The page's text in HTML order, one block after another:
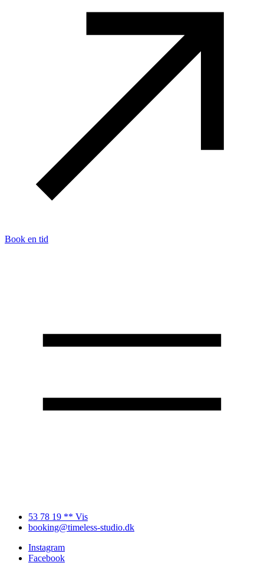
Book en tid
53 78 19 ** Vis
booking@timeless-studio.dk
Instagram
Facebook